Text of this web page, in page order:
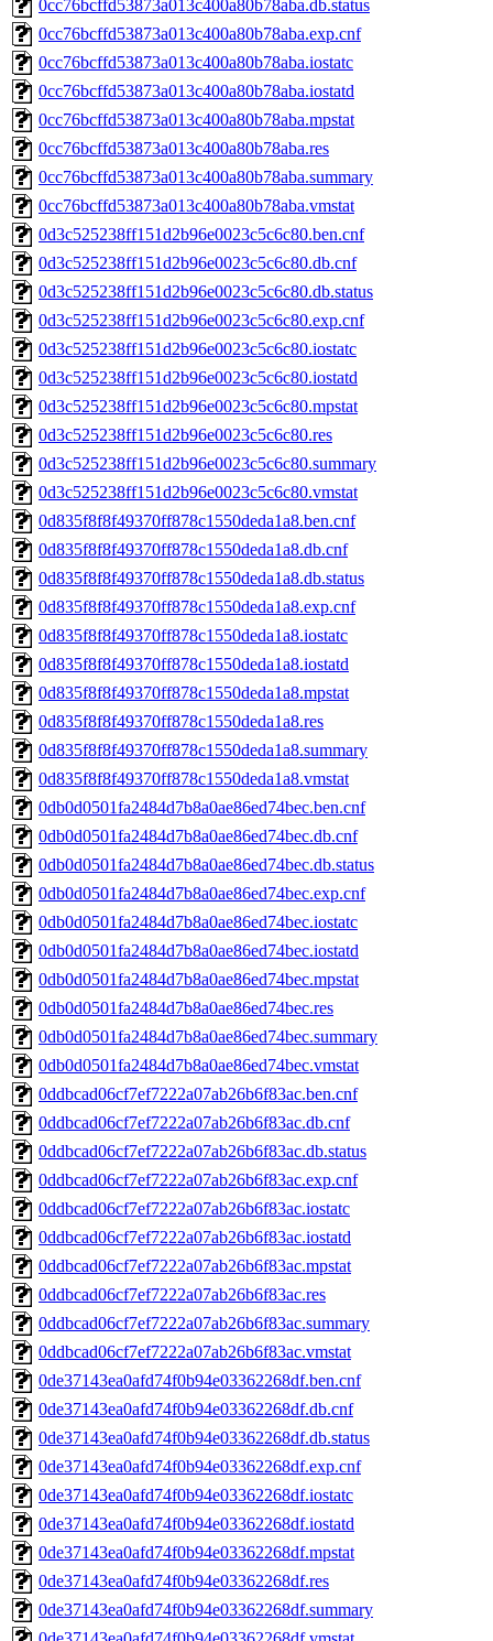
0cc76bcffd53873a013c400a80b78aba.db.status
0cc76bcffd53873a013c400a80b78aba.exp.cnf
0cc76bcffd53873a013c400a80b78aba.iostatc
0cc76bcffd53873a013c400a80b78aba.iostatd
0cc76bcffd53873a013c400a80b78aba.mpstat
0cc76bcffd53873a013c400a80b78aba.res
0cc76bcffd53873a013c400a80b78aba.summary
0cc76bcffd53873a013c400a80b78aba.vmstat
0d3c525238ff151d2b96e0023c5c6c80.ben.cnf
0d3c525238ff151d2b96e0023c5c6c80.db.cnf
0d3c525238ff151d2b96e0023c5c6c80.db.status
0d3c525238ff151d2b96e0023c5c6c80.exp.cnf
0d3c525238ff151d2b96e0023c5c6c80.iostatc
0d3c525238ff151d2b96e0023c5c6c80.iostatd
0d3c525238ff151d2b96e0023c5c6c80.mpstat
0d3c525238ff151d2b96e0023c5c6c80.res
0d3c525238ff151d2b96e0023c5c6c80.summary
0d3c525238ff151d2b96e0023c5c6c80.vmstat
0d835f8f8f49370ff878c1550deda1a8.ben.cnf
0d835f8f8f49370ff878c1550deda1a8.db.cnf
0d835f8f8f49370ff878c1550deda1a8.db.status
0d835f8f8f49370ff878c1550deda1a8.exp.cnf
0d835f8f8f49370ff878c1550deda1a8.iostatc
0d835f8f8f49370ff878c1550deda1a8.iostatd
0d835f8f8f49370ff878c1550deda1a8.mpstat
0d835f8f8f49370ff878c1550deda1a8.res
0d835f8f8f49370ff878c1550deda1a8.summary
0d835f8f8f49370ff878c1550deda1a8.vmstat
0db0d0501fa2484d7b8a0ae86ed74bec.ben.cnf
0db0d0501fa2484d7b8a0ae86ed74bec.db.cnf
0db0d0501fa2484d7b8a0ae86ed74bec.db.status
0db0d0501fa2484d7b8a0ae86ed74bec.exp.cnf
0db0d0501fa2484d7b8a0ae86ed74bec.iostatc
0db0d0501fa2484d7b8a0ae86ed74bec.iostatd
0db0d0501fa2484d7b8a0ae86ed74bec.mpstat
0db0d0501fa2484d7b8a0ae86ed74bec.res
0db0d0501fa2484d7b8a0ae86ed74bec.summary
0db0d0501fa2484d7b8a0ae86ed74bec.vmstat
0ddbcad06cf7ef7222a07ab26b6f83ac.ben.cnf
0ddbcad06cf7ef7222a07ab26b6f83ac.db.cnf
0ddbcad06cf7ef7222a07ab26b6f83ac.db.status
0ddbcad06cf7ef7222a07ab26b6f83ac.exp.cnf
0ddbcad06cf7ef7222a07ab26b6f83ac.iostatc
0ddbcad06cf7ef7222a07ab26b6f83ac.iostatd
0ddbcad06cf7ef7222a07ab26b6f83ac.mpstat
0ddbcad06cf7ef7222a07ab26b6f83ac.res
0ddbcad06cf7ef7222a07ab26b6f83ac.summary
0ddbcad06cf7ef7222a07ab26b6f83ac.vmstat
0de37143ea0afd74f0b94e03362268df.ben.cnf
0de37143ea0afd74f0b94e03362268df.db.cnf
0de37143ea0afd74f0b94e03362268df.db.status
0de37143ea0afd74f0b94e03362268df.exp.cnf
0de37143ea0afd74f0b94e03362268df.iostatc
0de37143ea0afd74f0b94e03362268df.iostatd
0de37143ea0afd74f0b94e03362268df.mpstat
0de37143ea0afd74f0b94e03362268df.res
0de37143ea0afd74f0b94e03362268df.summary